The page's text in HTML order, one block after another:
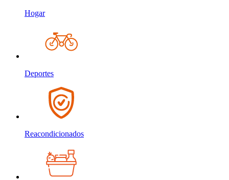
Hogar
Deportes
Reacondicionados